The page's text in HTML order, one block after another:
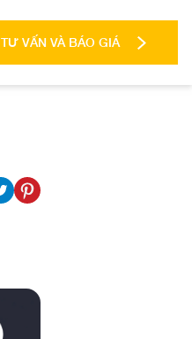
TƯ VẤN VÀ BÁO GIÁ